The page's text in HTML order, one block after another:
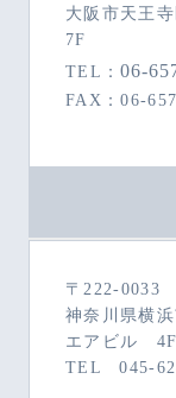
大阪市天王
7F
TEL：06-
FAX：06-
〒222-0033
神奈川県横
エアビル 4F
TEL 045-